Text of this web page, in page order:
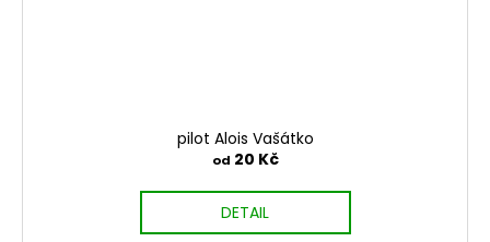
pilot Alois Vašátko
od 20 Kč
DETAIL